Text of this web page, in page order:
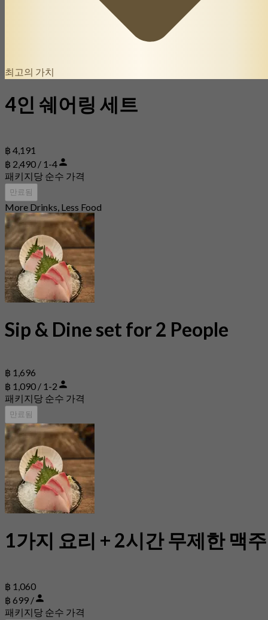
최고의 가치
4인 쉐어링 세트
฿ 4,191
฿ 2,490 / 1-4
패키지당 순수 가격
만료됨
More Drinks, Less Food
Sip & Dine set for 2 People
฿ 1,696
฿ 1,090 / 1-2
패키지당 순수 가격
만료됨
1가지 요리 + 2시간 무제한 맥주
฿ 1,060
฿ 699 /
패키지당 순수 가격